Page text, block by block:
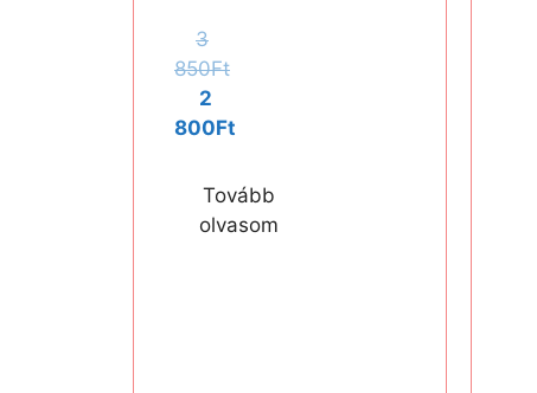
3
850Ft
2
800Ft
Tovább
olvasom